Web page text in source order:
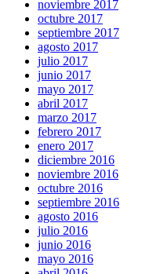
noviembre 2017
octubre 2017
septiembre 2017
agosto 2017
julio 2017
junio 2017
mayo 2017
abril 2017
marzo 2017
febrero 2017
enero 2017
diciembre 2016
noviembre 2016
octubre 2016
septiembre 2016
agosto 2016
julio 2016
junio 2016
mayo 2016